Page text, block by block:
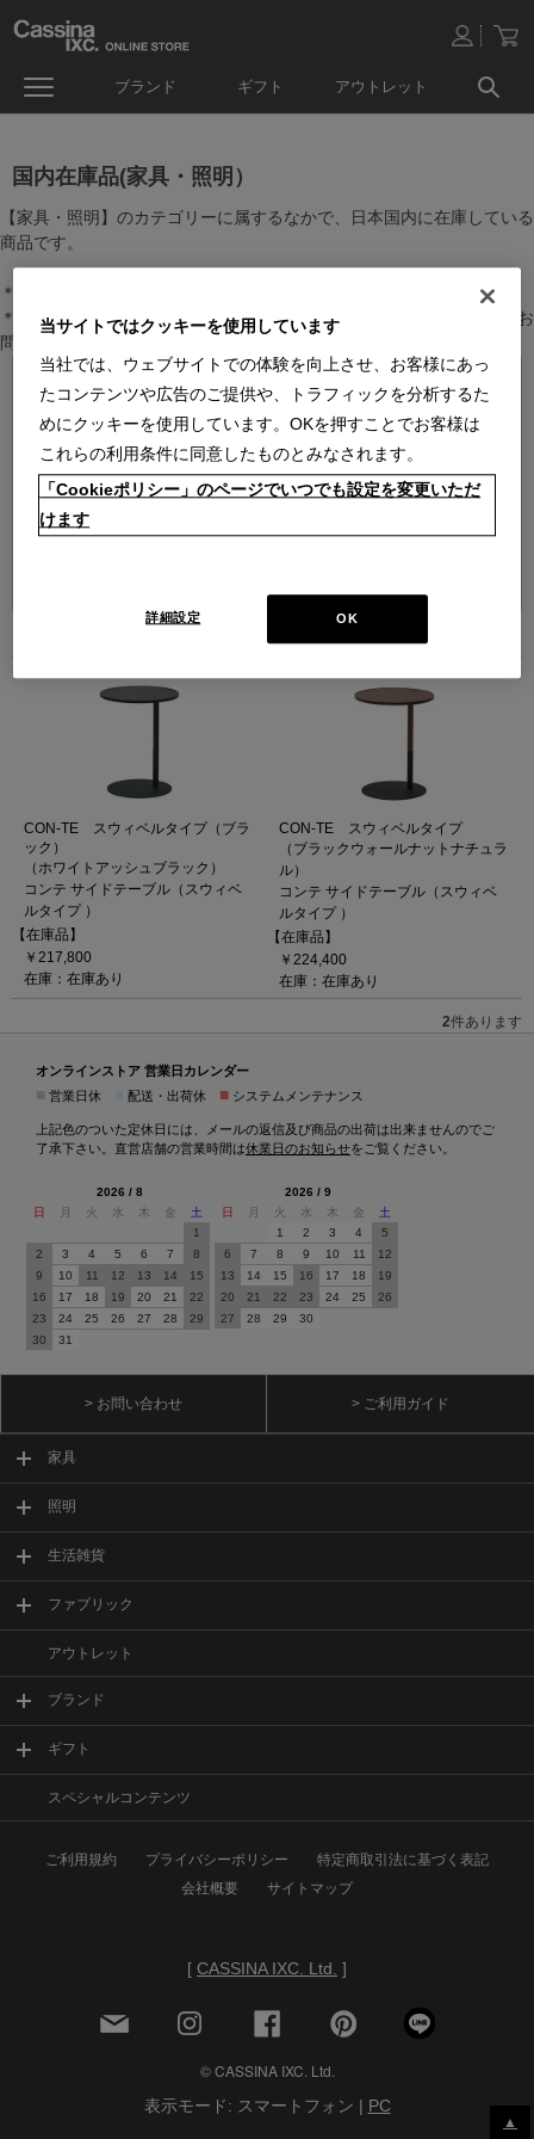
ブランド ギフト アウトレット
国内在庫品(家具・照明）
【家具・照明】のカテゴリーに属するなかで、日本国内に在庫している
商品です。
＊絞り込み機能で商品検索することができます。
＊全店舗で在庫を共有しておりますので、最新の在庫状況についてはお
問い合わせください。
CON-TE スウィベルタイプ（ブラ
ック）
（ホワイトアッシュブラック）
コンテ サイドテーブル（スウィベ
ルタイプ ）
【在庫品】
￥217,800
在庫：在庫あり
CON-TE スウィベルタイプ
（ブラックウォールナットナチュラ
ル）
コンテ サイドテーブル（スウィベ
ルタイプ ）
【在庫品】
￥224,400
在庫：在庫あり
2件あります
▲
オンラインストア 営業日カレンダー
営業日休 配送・出荷休 ■ システムメンテナンス
上記色のついた定休日には、メールの返信及び商品の出荷は出来ませんのでご
了承下さい。直営店舗の営業時間は休業日のお知らせをご覧ください。
2026 / 8
日
月 火 水 木 金
土
1
2
3 4 5 6 7
8
9
10 11 12 13 14
15
16
17 18 19 20 21
22
23
24 25 26 27 28
29
30
31
2026 / 9
日
月 火 水 木 金
土
1
2 3 4
5
6
7 8 9 10 11
12
13
14 15 16 17 18
19
20
21 22 23 24 25
26
27
28 29 30
> お問い合わせ > ご利用ガイド
家具
照明
生活雑貨
ファブリック
アウトレット
ブランド
ギフト
スペシャルコンテンツ
ご利用規約 プライバシーポリシー
特定商取引法に基づく表記
会社概要
サイトマップ
[ CASSINA IXC. Ltd. ]
© CASSINA IXC. Ltd.
表示モード: スマートフォン | PC
当サイトではクッキーを使用しています
当社では、ウェブサイトでの体験を向上させ、お客様にあっ
たコンテンツや広告のご提供や、トラフィックを分析するた
めにクッキーを使用しています。OKを押すことでお客様は
これらの利用条件に同意したものとみなされます。
「Cookieポリシー」のページでいつでも設定を変更いただ
けます
OK
詳細設定